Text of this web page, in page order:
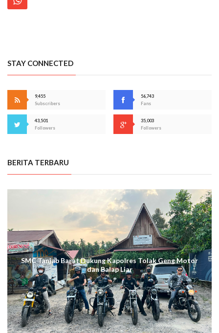
STAY CONNECTED
9,455
Subscribers
56,743
Fans
43,501
Followers
35,003
Followers
BERITA TERBARU
SMC Tanjab Barat Dukung Kapolres Tolak Geng Motor
dan Balap Liar